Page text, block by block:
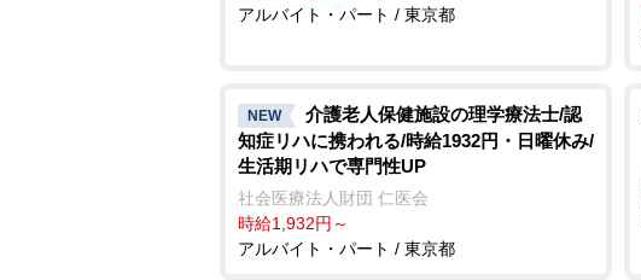
アルバイト・パート / 東京都
NEW
介護老人保健施設の理学療法士/認
知症リハに携われる/時給1932円・日曜休み/
生活期リハで専門性UP
社会医療法人財団 仁医会
時給1,932円～
アルバイト・パート / 東京都